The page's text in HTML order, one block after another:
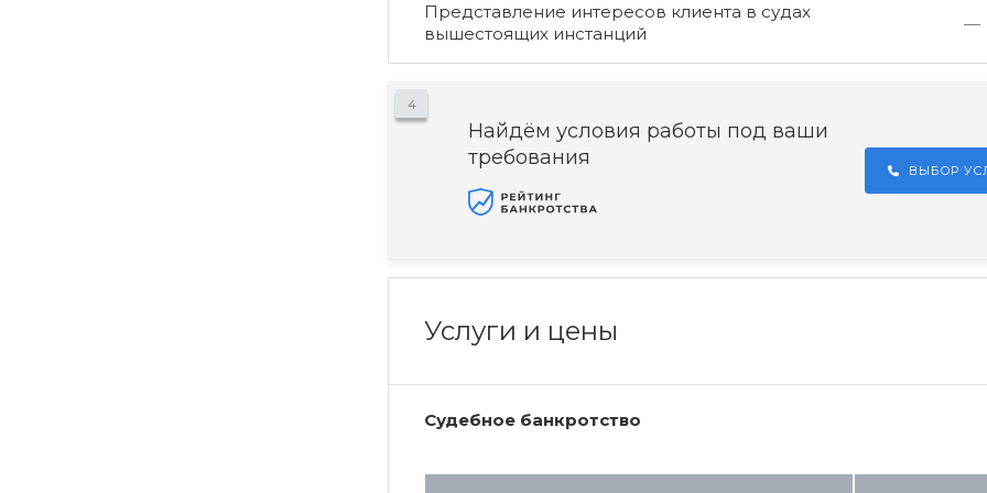
Представление интересов клиента в судах
вышестоящих инстанций
—
4
Найдём условия работы под ваши
требования
ВЫБОР
Услуги и цены
Судебное банкротство